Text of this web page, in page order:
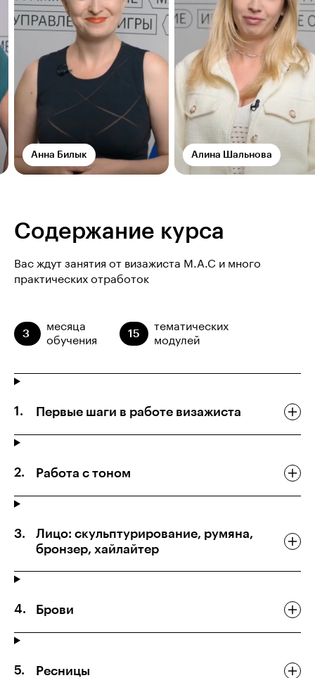
Анна Билык Алина Шальнова
Содержание курса
Вас ждут занятия от визажиста M.A.C и много
практических отработок
3
месяца
обучения
15
тематических
модулей
Первые шаги в работе визажиста
Работа с тоном
Лицо: скульптурирование, румяна,
бронзер, хайлайтер
Брови
Ресницы